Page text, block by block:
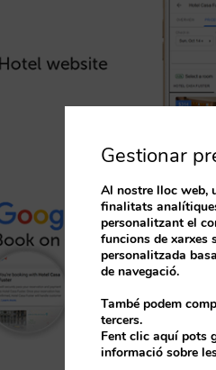
Gestionar
Al nostre lloc web,
finalitats
personalitzant el
funcions de
personalitzada
de navegació.
També podem
tercers.
Fent clic aquí pots
informació sobre